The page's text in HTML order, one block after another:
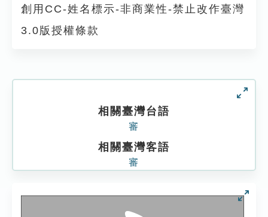
創用CC-姓名標示-非商業性-禁止改作臺灣
3.0版授權條款
相關臺灣台語
審
相關臺灣客語
審